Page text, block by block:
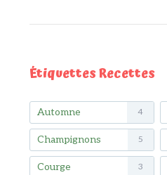
Étiquettes Recettes
Automne 4
Champignons 5
Courge 3